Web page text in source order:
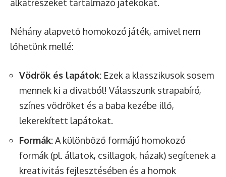
alkatrészeket tartalmazó játékokat.
Néhány alapvető homokozó játék, amivel nem
lőhetünk mellé:
Vödrök és lapátok: Ezek a klasszikusok sosem
mennek ki a divatból! Válasszunk strapabíró,
színes vödröket és a baba kezébe illő,
lekerekített lapátokat.
Formák:A különböző formájú homokozó
formák (pl. állatok, csillagok, házak) segítenek a
kreativitás fejlesztésében és a homok